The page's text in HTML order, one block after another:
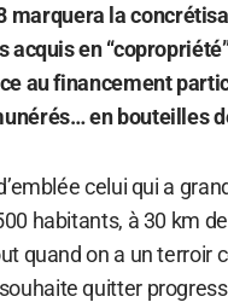
marquera la
en
au financement
en bouteilles
celui qui a
habitants, à 30 km
quand on a un terroir
quitter